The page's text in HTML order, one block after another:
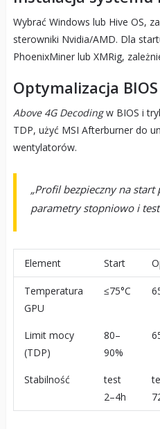
Wybrać Windows lub Hive OS,
sterowniki Nvidia/AMD. Dla
PhoenixMiner lub XMRig,
Optymalizacja
Above 4G Decodingw BIOS i
TDP, użyć MSI Afterburner do
wentylatorów.
„Profil bezpieczny na start
parametry stopniowo i
Element Start
Temperatura
GPU
≤75°C
Limit mocy
(TDP)
80–
90%
Stabilność
test
2–4h